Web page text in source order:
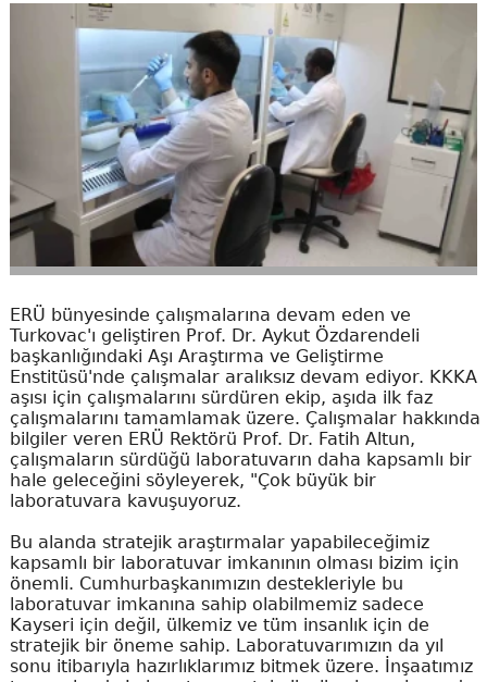
ERÜ bünyesinde çalışmalarına devam eden ve
Turkovac'ı geliştiren Prof. Dr. Aykut Özdarendeli
başkanlığındaki Aşı Araştırma ve Geliştirme
Enstitüsü'nde çalışmalar aralıksız devam ediyor. KKKA
aşısı için çalışmalarını sürdüren ekip, aşıda ilk faz
çalışmalarını tamamlamak üzere. Çalışmalar hakkında
bilgiler veren ERÜ Rektörü Prof. Dr. Fatih Altun,
çalışmaların sürdüğü laboratuvarın daha kapsamlı bir
hale geleceğini söyleyerek, "Çok büyük bir
laboratuvara kavuşuyoruz.
Bu alanda stratejik araştırmalar yapabileceğimiz
kapsamlı bir laboratuvar imkanının olması bizim için
önemli. Cumhurbaşkanımızın destekleriyle bu
laboratuvar imkanına sahip olabilmemiz sadece
Kayseri için değil, ülkemiz ve tüm insanlık için de
stratejik bir öneme sahip. Laboratuvarımızın da yıl
sonu itibarıyla hazırlıklarımız bitmek üzere. İnşaatımız